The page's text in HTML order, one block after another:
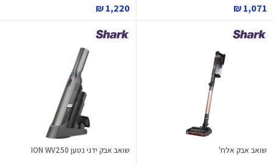
1,071 ₪
1,220 ₪
שואב אבק אלח' שואב אבק ידני נטען ION WV250